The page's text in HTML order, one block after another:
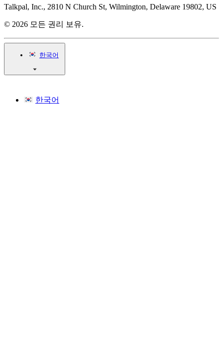
Talkpal, Inc., 2810 N Church St, Wilmington, Delaware 19802, US
© 2026 모든 권리 보유.
한국어
한국어